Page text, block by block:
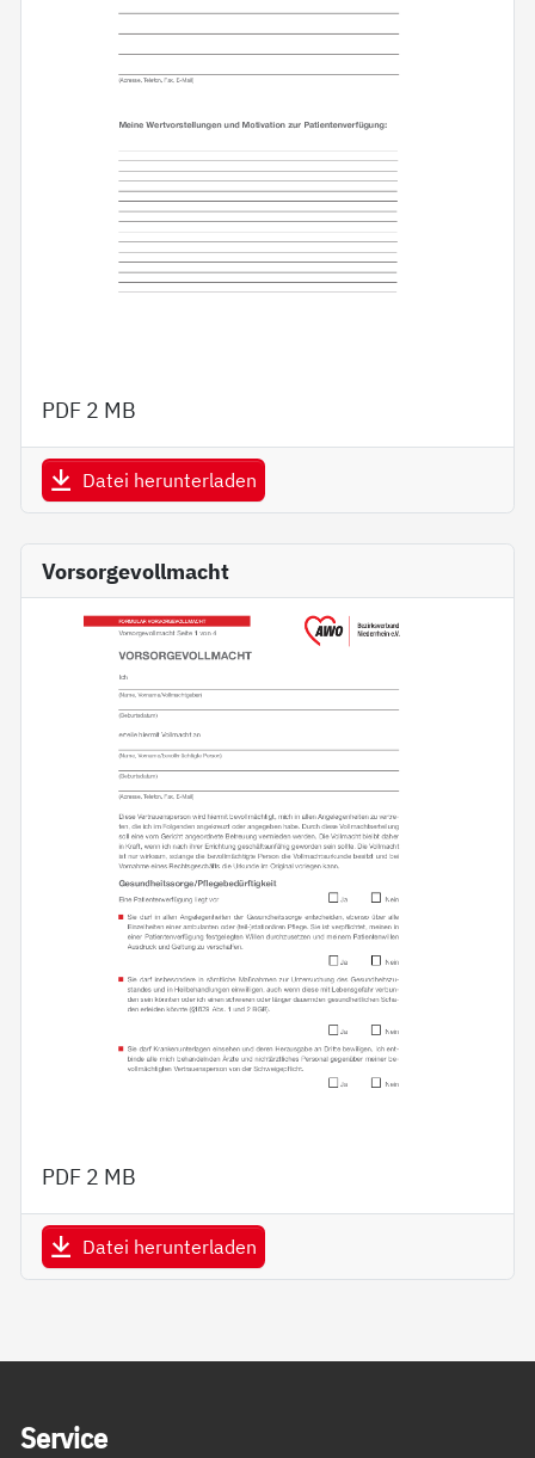
PDF 2 MB
Datei herunterladen
Vorsorgevollmacht
PDF 2 MB
Datei herunterladen
Ser­vice